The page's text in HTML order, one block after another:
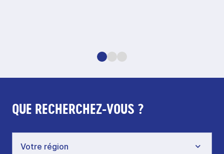
QUE RECHERCHEZ-VOUS ?